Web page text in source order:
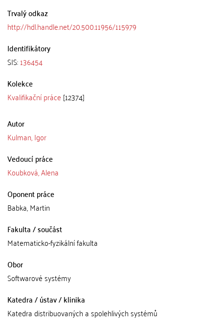
Trvalý odkaz
http://hdl.handle.net/20.500.11956/115979
Identifikátory
SIS:136454
Kolekce
Kvalifikační práce [12374]
Autor
Kulman, Igor
Vedoucí práce
Koubková, Alena
Oponent práce
Babka, Martin
Fakulta / součást
Matematicko-fyzikální fakulta
Obor
Softwarové systémy
Katedra / ústav / klinika
Katedra distribuovaných a spolehlivých systémů